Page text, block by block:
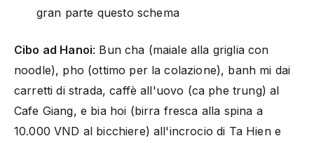
gran parte questo schema
Cibo ad Hanoi: Bun cha (maiale alla griglia con
noodle), pho (ottimo per la colazione), banh mi dai
carretti di strada, caffè all'uovo (ca phe trung) al
Cafe Giang, e bia hoi (birra fresca alla spina a
10.000 VND al bicchiere) all'incrocio di Ta Hien e